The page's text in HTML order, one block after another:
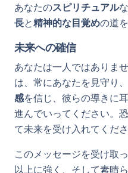
あなたのスピリチュアル
長と精神的な目覚めの道
未来への確信
あなたは一人ではありま
は、常にあなたを見守り
感を信じ、彼らの導きに
進んでいってください。
て未来を受け入れてくださ
このメッセージを受け取
以上に強く、そして素晴